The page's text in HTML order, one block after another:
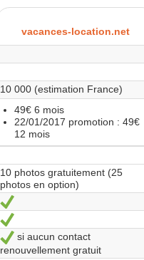
vacances-location.net
10 000 (estimation France)
49€ 6 mois
22/01/2017 promotion : 49€
12 mois
10 photos gratuitement (25
photos en option)
Oui
Oui
Oui
si aucun contact
renouvellement gratuit